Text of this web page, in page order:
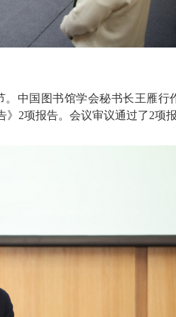
中国图书馆学会秘书长王雁行
2项报告。会议审议通过了2项报